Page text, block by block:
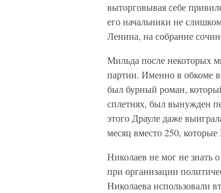
выторговывая себе
его начальники не
Ленина, на собрание
Мильда после некоторых
партии. Именно в обкоме
был бурный роман,
сплетнях, был вынужден
этого Драуле даже
месяц вместо 250,
Николаев не мог не знать
при организации
Николаева использовали